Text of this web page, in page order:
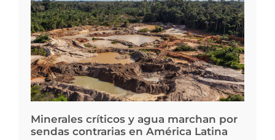
Minerales críticos y agua marchan por
sendas contrarias en América Latina